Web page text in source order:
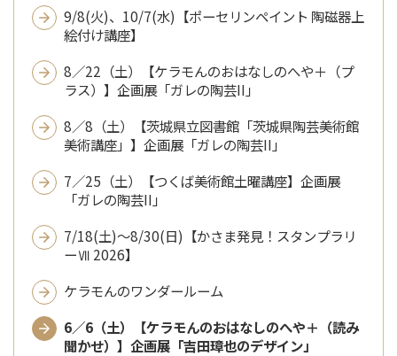
9/8(火)、10/7(水)【ポーセリンペイント 陶磁器上
絵付け講座】
8／22（土）【ケラモんのおはなしのへや＋（プ
ラス）】企画展「ガレの陶芸II」
8／8（土）【茨城県立図書館「茨城県陶芸美術館
美術講座」】企画展「ガレの陶芸II」
7／25（土）【つくば美術館土曜講座】企画展
「ガレの陶芸II」
7/18(土)～8/30(日)【かさま発見！スタンプラリ
ーⅦ 2026】
ケラモんのワンダールーム
6／6（土）【ケラモんのおはなしのへや＋（読み
聞かせ）】企画展「吉田璋也のデザイン」